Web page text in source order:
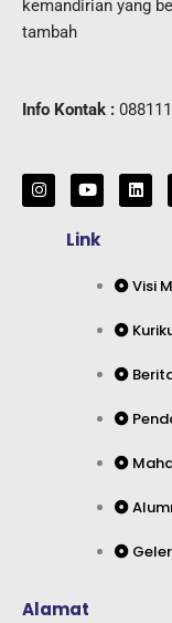
kemandirian yang
tambah
Info Kontak :
I
n
s
Y
o
u
u
L
i
n
i
n
Link
Visi
Alamat